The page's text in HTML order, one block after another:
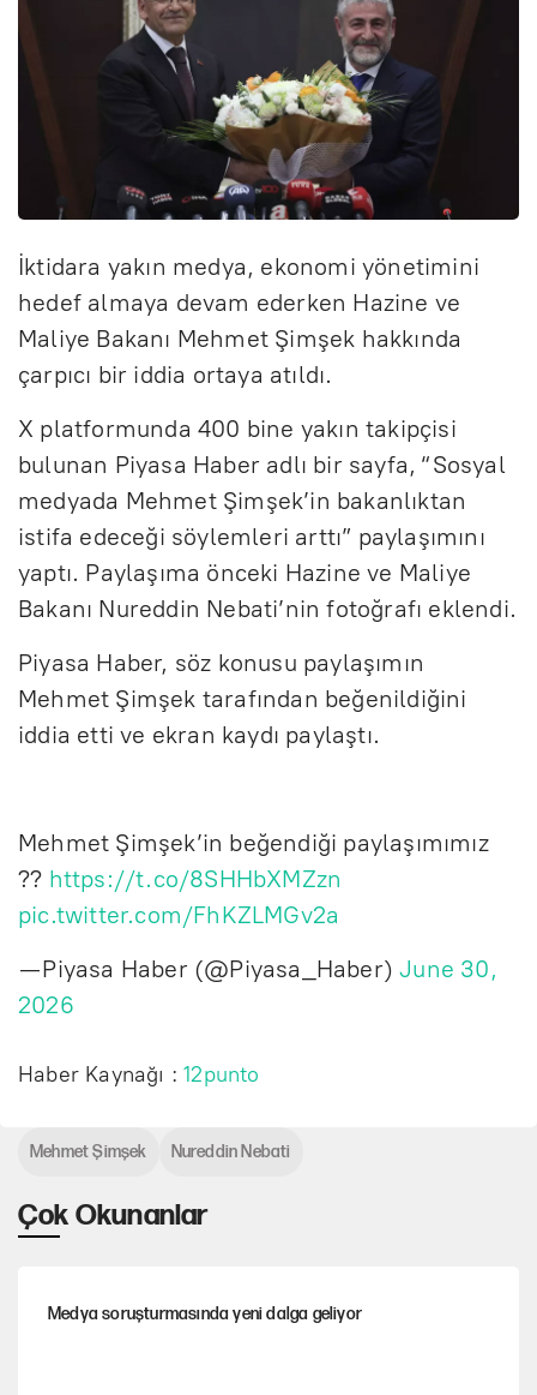
İktidara yakın medya, ekonomi yönetimini
hedef almaya devam ederken Hazine ve
Maliye Bakanı Mehmet Şimşek hakkında
çarpıcı bir iddia ortaya atıldı.
X platformunda 400 bine yakın takipçisi
bulunan Piyasa Haber adlı bir sayfa, “Sosyal
medyada Mehmet Şimşek’in bakanlıktan
istifa edeceği söylemleri arttı” paylaşımını
yaptı. Paylaşıma önceki Hazine ve Maliye
Bakanı Nureddin Nebati’nin fotoğrafı eklendi.
Piyasa Haber, söz konusu paylaşımın
Mehmet Şimşek tarafından beğenildiğini
iddia etti ve ekran kaydı paylaştı.
Mehmet Şimşek’in beğendiği paylaşımımız
?? https://t.co/8SHHbXMZzn
pic.twitter.com/FhKZLMGv2a
— Piyasa Haber (@Piyasa_Haber)June 30,
2026
Haber Kaynağı :12punto
Çok Okunanlar
Medya soruşturmasında yeni dalga geliyor
Mehmet Şimşek Nureddin Nebati